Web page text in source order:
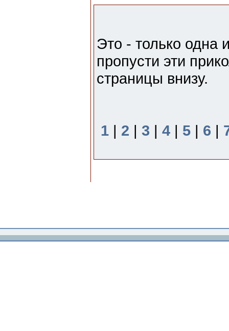
Это - только одна
пропусти эти
страницы внизу.
1 | 2 | 3 | 4 | 5 | 6 |